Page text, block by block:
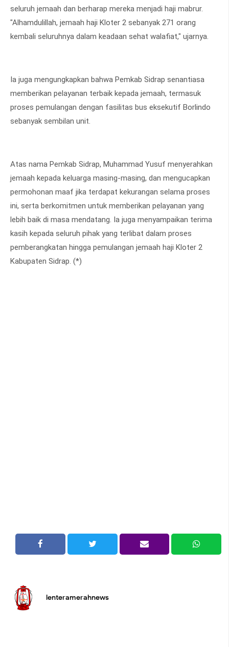
seluruh jemaah dan berharap mereka menjadi haji mabrur.
"Alhamdulillah, jemaah haji Kloter 2 sebanyak 271 orang
kembali seluruhnya dalam keadaan sehat walafiat," ujarnya.
Ia juga mengungkapkan bahwa Pemkab Sidrap senantiasa
memberikan pelayanan terbaik kepada jemaah, termasuk
proses pemulangan dengan fasilitas bus eksekutif Borlindo
sebanyak sembilan unit.
Atas nama Pemkab Sidrap, Muhammad Yusuf menyerahkan
jemaah kepada keluarga masing-masing, dan mengucapkan
permohonan maaf jika terdapat kekurangan selama proses
ini, serta berkomitmen untuk memberikan pelayanan yang
lebih baik di masa mendatang. Ia juga menyampaikan terima
kasih kepada seluruh pihak yang terlibat dalam proses
pemberangkatan hingga pemulangan jemaah haji Kloter 2
Kabupaten Sidrap. (*)
lenteramerahnews